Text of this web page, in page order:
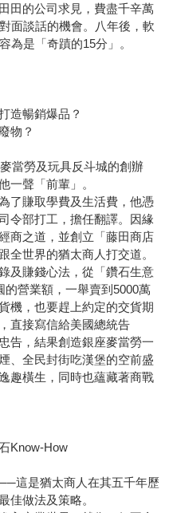
田的公司求見，費盡千辛萬
面談話的機會。八年後，軟
為是「奇蹟的15分」。
造暢銷爆品？
物？
勞及玩具反斗城的創辦
一聲「前輩」。
賺取學費及生活費，他憑
令部打工，擔任翻譯。因緣
商之道，並創立「藤田商店
全世界的猶太商人打交道。
賺錢心法，從「鑽石生意
營業額，一舉賣到5000萬
機，也要趕上約定的交貨期
直接寫信給美國總統告
告，結果創造銀座麥當勞一
、全民封街吃漢堡的空前盛
趣橫生，同時也蘊藏著商戰
Know-How
這是猶太商人在其五千年歷
佳做法及策略。